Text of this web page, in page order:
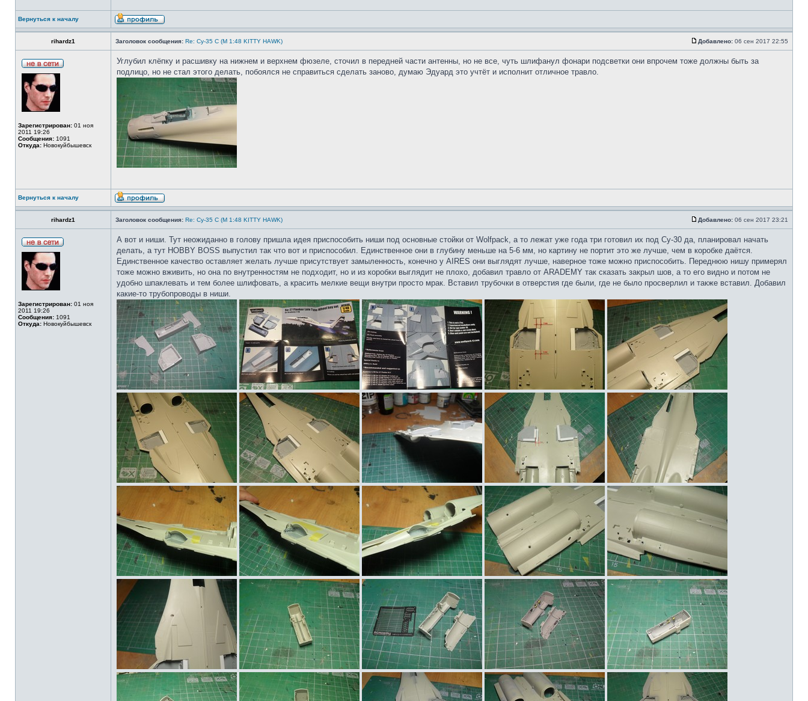
Вернуться к началу
rihardz1 Заголовок сообщения: Re: Су-35 С (М 1:48 KITTY HAWK) Добавлено: 06 сен 2017 22:55
Зарегистрирован: 01 ноя
2011 19:26
Сообщения: 1091
Откуда: Новокуйбышевск
Углубил клёпку и расшивку на нижнем и верхнем фюзеле, сточил в передней части антенны, но не все, чуть шлифанул фонари подсветки они впрочем тоже должны быть за
подлицо, но не стал этого делать, побоялся не справиться сделать заново, думаю Эдуард это учтёт и исполнит отличное травло.
Вернуться к началу
rihardz1 Заголовок сообщения: Re: Су-35 С (М 1:48 KITTY HAWK) Добавлено: 06 сен 2017 23:21
Зарегистрирован: 01 ноя
2011 19:26
Сообщения: 1091
Откуда: Новокуйбышевск
А вот и ниши. Тут неожиданно в голову пришла идея приспособить ниши под основные стойки от Wolfpack, а то лежат уже года три готовил их под Су-30 да, планировал начать
делать, а тут HOBBY BOSS выпустил так что вот и приспособил. Единственное они в глубину меньше на 5-6 мм, но картину не портит это же лучше, чем в коробке даётся.
Единственное качество оставляет желать лучше присутствует замыленность, конечно у AIRES они выглядят лучше, наверное тоже можно приспособить. Переднюю нишу примерял
тоже можно вживить, но она по внутренностям не подходит, но и из коробки выглядит не плохо, добавил травло от ARADEMY так сказать закрыл шов, а то его видно и потом не
удобно шпаклевать и тем более шлифовать, а красить мелкие вещи внутри просто мрак. Вставил трубочки в отверстия где были, где не было просверлил и также вставил. Добавил
какие-то трубопроводы в ниши.